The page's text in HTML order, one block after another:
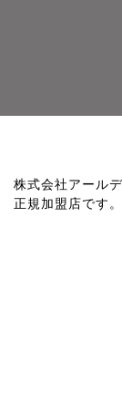
株式会社アール
正規加盟店です。